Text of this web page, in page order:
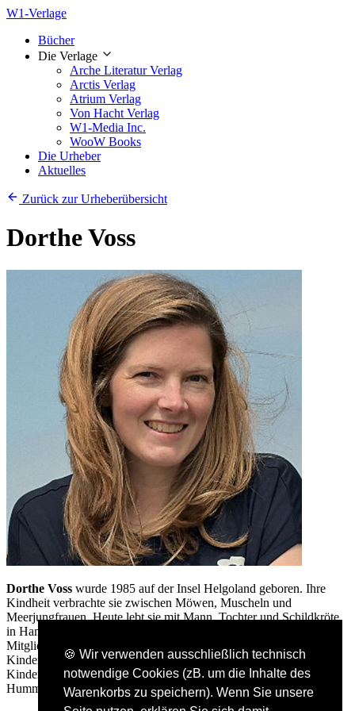
🍪 Wir verwenden ausschließlich technisch
notwendige Cookies (zB. um die Inhalte des
Warenkorbs zu speichern). Wenn Sie unsere
W1-Verlage
Bücher
Die Verlage
Arche Literatur Verlag
Arctis Verlag
Atrium Verlag
Von Hacht Verlag
W1-Media Inc.
WooW Books
Die Urheber
Aktuelles
Zurück zur Urheberübersicht
Dorthe Voss
Dorthe Voss wurde 1985 auf der Insel Helgoland geboren. Ihre
Kindheit verbrachte sie zwischen Möwen, Muscheln und
Meerjungfrauen. Heute lebt sie mit Mann, Tochter und Schildkröte
in Hamburg, wo sie Geschichten für Kinder schreibt. Sie ist
Mitglied bei den Hamburger Elbautor:innen, in der
Kinderbuchmanufaktur und Stipendiatin der Akademie für
Kindermedien. Am liebsten hätte sie eine eigene kleine
Hummerbude als Schreibhäuschen.